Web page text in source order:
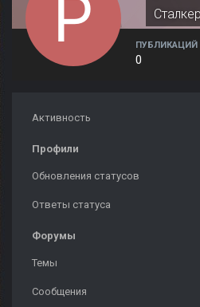
ПУБЛИКАЦИЙ
0
Активность
Профили
Обновления статусов
Ответы статуса
Форумы
Темы
Сообщения